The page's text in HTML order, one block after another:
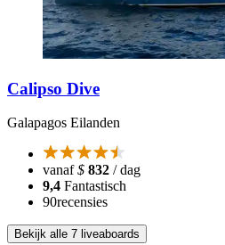
Calipso Dive
Galapagos Eilanden
vanaf$ 832 / dag
9,4 Fantastisch
90recensies
Bekijk alle 7 liveaboards